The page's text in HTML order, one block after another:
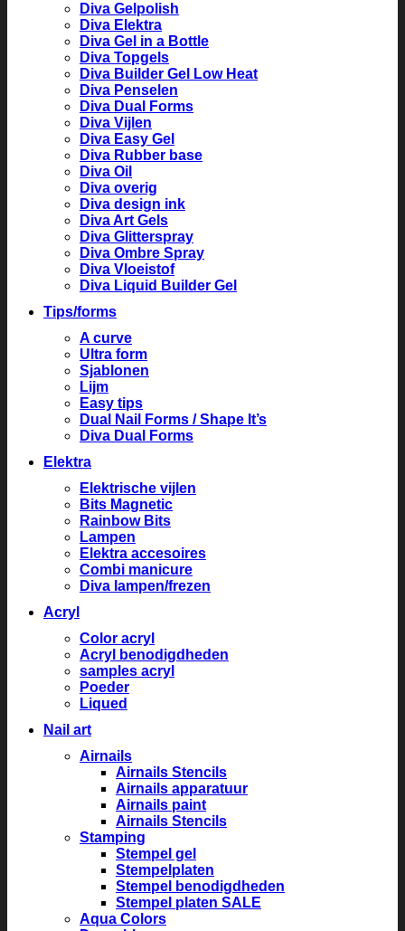
Diva Gelpolish
Diva Elektra
Diva Gel in a Bottle
Diva Topgels
Diva Builder Gel Low Heat
Diva Penselen
Diva Dual Forms
Diva Vijlen
Diva Easy Gel
Diva Rubber base
Diva Oil
Diva overig
Diva design ink
Diva Art Gels
Diva Glitterspray
Diva Ombre Spray
Diva Vloeistof
Diva Liquid Builder Gel
Tips/forms
A curve
Ultra form
Sjablonen
Lijm
Easy tips
Dual Nail Forms / Shape It’s
Diva Dual Forms
Elektra
Elektrische vijlen
Bits Magnetic
Rainbow Bits
Lampen
Elektra accesoires
Combi manicure
Diva lampen/frezen
Acryl
Color acryl
Acryl benodigdheden
samples acryl
Poeder
Liqued
Nail art
Airnails
Airnails Stencils
Airnails apparatuur
Airnails paint
Airnails Stencils
Stamping
Stempel gel
Stempelplaten
Stempel benodigdheden
Stempel platen SALE
Aqua Colors